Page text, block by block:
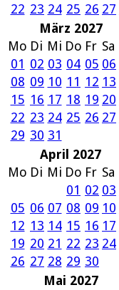
22 23 24 25 26 27
März 2027
Mo Di Mi Do Fr Sa
01 02 03 04 05 06
08 09 10 11 12 13
15 16 17 18 19 20
22 23 24 25 26 27
29 30 31
April 2027
Mo Di Mi Do Fr Sa
01 02 03
05 06 07 08 09 10
12 13 14 15 16 17
19 20 21 22 23 24
26 27 28 29 30
Mai 2027